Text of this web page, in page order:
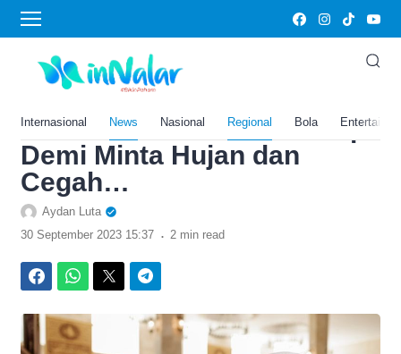
Internasional News Nasional Regional Bola
Home›News
Menajubkan! 1.990 Masjid di
Palembang Sumatera
Selatan Gelar Shalat Istisqa
Demi Minta Hujan dan
Cegah…
Aydan Luta
30 September 2023 15:37 . 2 min read